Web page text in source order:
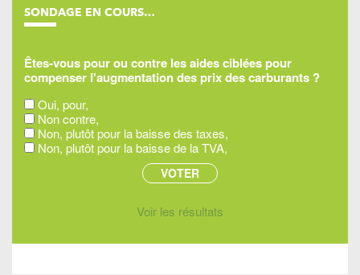
SONDAGE EN COURS…
Êtes-vous pour ou contre les aides ciblées pour
compenser l'augmentation des prix des carburants ?
Oui, pour,
Non contre,
Non, plutôt pour la baisse des taxes,
Non, plutôt pour la baisse de la TVA,
Voir les résultats